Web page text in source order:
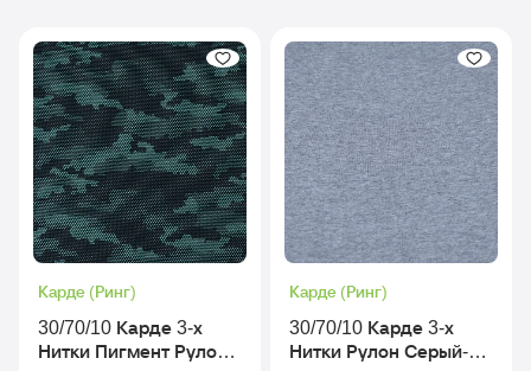
Карде (Ринг)
30/70/10 Карде 3-х
Нитки Пигмент Рулон
Карде (Ринг)
30/70/10 Карде 3-х
Нитки Рулон Серый-